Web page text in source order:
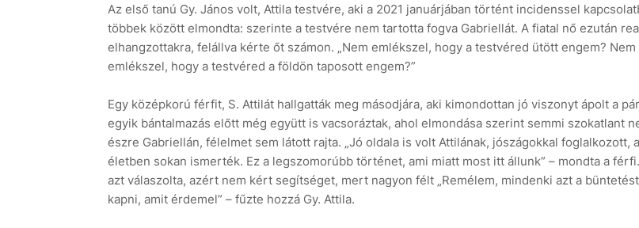
Az első tanú Gy. János volt, Attila testvére, aki a 2021 januárjában történt incidenssel
többek között elmondta: szerinte a testvére nem tartotta fogva Gabriellát. A fiatal nő ezután
elhangzottakra, felállva kérte őt számon. „Nem emlékszel, hogy a testvéred ütött engem? Nem
emlékszel, hogy a testvéred a földön taposott engem?”
Egy középkorú férfit, S. Attilát hallgatták meg másodjára, aki kimondottan jó viszonyt ápolt a
egyik bántalmazás előtt még együtt is vacsoráztak, ahol elmondása szerint semmi szokatlant
észre Gabriellán, félelmet sem látott rajta. „Jó oldala is volt Attilának, jószágokkal foglalkozott,
életben sokan ismerték. Ez a legszomorúbb történet, ami miatt most itt állunk” – mondta a
azt válaszolta, azért nem kért segítséget, mert nagyon félt „Remélem, mindenki azt a
kapni, amit érdemel” – fűzte hozzá Gy. Attila.